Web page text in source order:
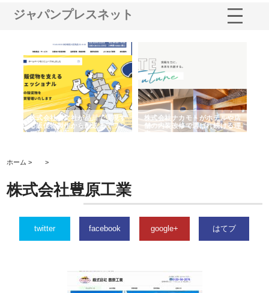
ジャパンプレスネット
株式会社耕文社が品川で実現す
る販促物製作から配送までワン
ストップ対応
株式会社ナカモトがホテルや店
舗の内装改修で選ばれ続ける理
由
ホーム > >
株式会社豊原工業
twitter facebook google+ はてブ